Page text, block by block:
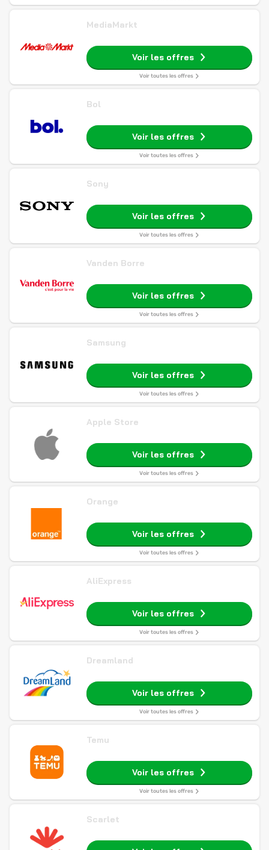
MediaMarkt
Voir les offres
Voir toutes les offres
Bol
Voir les offres
Voir toutes les offres
Sony
Voir les offres
Voir toutes les offres
Vanden Borre
Voir les offres
Voir toutes les offres
Samsung
Voir les offres
Voir toutes les offres
Apple Store
Voir les offres
Voir toutes les offres
Orange
Voir les offres
Voir toutes les offres
AliExpress
Voir les offres
Voir toutes les offres
Dreamland
Voir les offres
Voir toutes les offres
Temu
Voir les offres
Voir toutes les offres
Scarlet